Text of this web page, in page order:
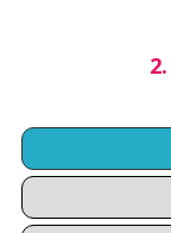
2.